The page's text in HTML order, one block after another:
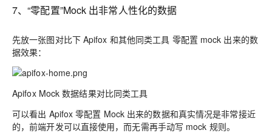
7、“零配置”Mock 出非常人性化的数据
先放一张图对比下 Apifox 和其他同类工具 零配置 mock 出来的数
据效果：
Apifox Mock 数据结果对比同类工具
可以看出 Apifox零配置 Mock 出来的数据和真实情况是非常接近
的，前端开发可以直接使用，而无需再手动写 mock 规则。